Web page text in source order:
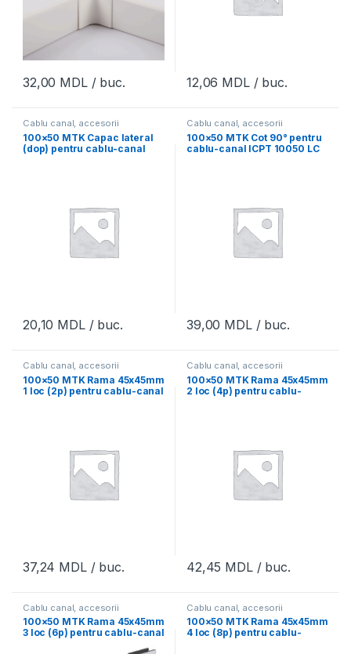
32,00 MDL/ buc. 12,06 MDL/ buc.
Cablu canal, accesorii
100×50 MTK Capac lateral
(dop) pentru cablu-canal
20,10 MDL/ buc.
Cablu canal, accesorii
100×50 MTK Cot 90° pentru
cablu-canal ICPT 10050 LC
39,00 MDL/ buc.
Cablu canal, accesorii
100×50 MTK Rama 45x45mm
1 loc (2p) pentru cablu-canal
37,24 MDL/ buc.
Cablu canal, accesorii
100×50 MTK Rama 45x45mm
2 loc (4p) pentru cablu-
42,45 MDL/ buc.
Cablu canal, accesorii
100×50 MTK Rama 45x45mm
3 loc (6p) pentru cablu-canal
Cablu canal, accesorii
100×50 MTK Rama 45x45mm
4 loc (8p) pentru cablu-